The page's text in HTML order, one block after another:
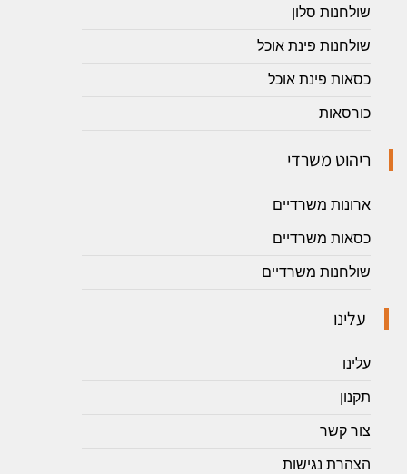
שולחנות סלון
שולחנות פינת אוכל
כסאות פינת אוכל
כורסאות
ריהוט משרדי
ארונות משרדיים
כסאות משרדיים
שולחנות משרדיים
עלינו
עלינו
תקנון
צור קשר
הצהרת נגישות